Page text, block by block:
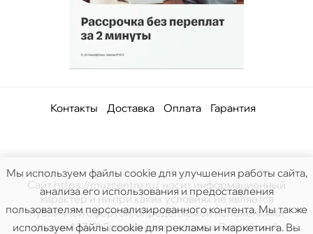
Контакты Доставка Оплата Гарантия
Сайт https://muzcentre.ru/ носит информационный
характер и ни при каких условиях не является
публичной офертой, определяемой положениями
статьи 437(2) Гражданского кодекса Российской.
Мы используем файлы cookie для улучшения работы сайта,
анализа его использования и предоставления
пользователям персонализированного контента. Мы также
используем файлы cookie для рекламы и маркетинга. Вы